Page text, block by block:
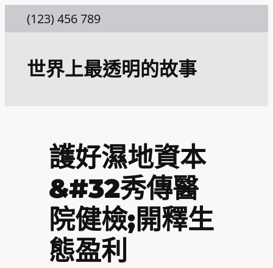
至
(123) 456 789
世界上最透明的故事
護好濕地資本
&#32秀傳醫
院健檢;開釋生
態盈利